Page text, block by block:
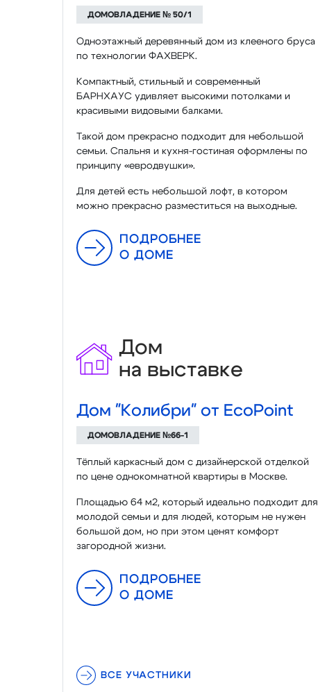
ДОМОВЛАДЕНИЕ № 50/1
Одноэтажный деревянный дом из клееного бруса
по технологии ФАХВЕРК.
Компактный, стильный и современный
БАРНХАУС удивляет высокими потолками и
красивыми видовыми балками.
Такой дом прекрасно подходит для небольшой
семьи. Спальня и кухня-гостиная оформлены по
принципу «евродвушки».
Для детей есть небольшой лофт, в котором
можно прекрасно разместиться на выходные.
ПОДРОБНЕЕ
О ДОМЕ
Дом
на выставке
Дом "Колибри" от EcoPoint
ДОМОВЛАДЕНИЕ №66-1
Тёплый каркасный дом с дизайнерской отделкой
по цене однокомнатной квартиры в Москве.
Площадью 64 м2, который идеально подходит для
молодой семьи и для людей, которым не нужен
большой дом, но при этом ценят комфорт
загородной жизни.
ПОДРОБНЕЕ
О ДОМЕ
ВСЕ УЧАСТНИКИ